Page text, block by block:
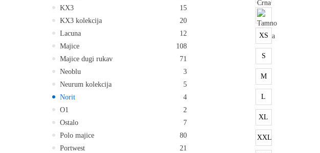
XS
S
M
L
XL
XXL
KX3
15
KX3 kolekcija
20
Lacuna
12
Majice
108
Majice dugi rukav
71
Neoblu
3
Neurum kolekcija
5
Norit
4
O1
2
Ostalo
7
Polo majice
80
Portwest
21